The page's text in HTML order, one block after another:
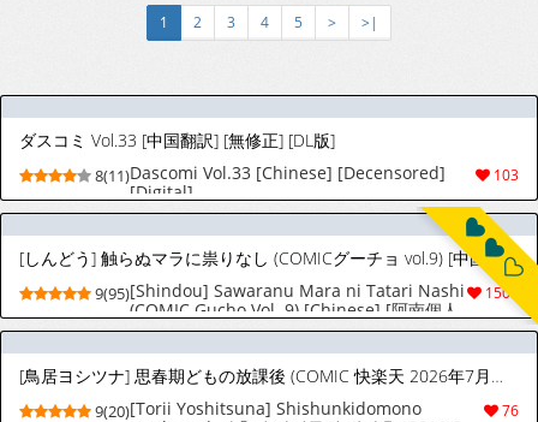
1 2 3 4 5 > >|
ダスコミ Vol.33 [中国翻訳] [無修正] [DL版]
103
8(11)Dascomi Vol.33 [Chinese] [Decensored]
[Digital]
[しんどう] 触らぬマラに祟りなし (COMICグーチョ vol.9) [中国翻訳]
1505
9(95)[Shindou] Sawaranu Mara ni Tatari Nashi​
(COMIC Gucho Vol. 9) [Chinese] [阿南個人
漢化]
[鳥居ヨシツナ] 思春期どもの放課後 (COMIC 快楽天 2026年7月号) [韓国翻訳] [無修正] [DL版]
76
9(20)[Torii Yoshitsuna] Shishunkidomono